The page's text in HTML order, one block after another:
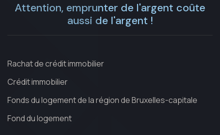
Attention, emprunter de l'argent coûte
aussi de l'argent !
Rachat de crédit immobilier
Crédit immobilier
Fonds du logement de la région de Bruxelles-capitale
Fond du logement